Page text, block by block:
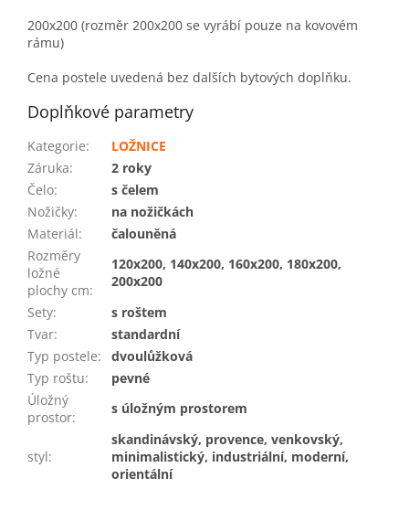
200x200 (rozměr 200x200 se vyrábí pouze na kovovém
rámu)
Cena postele uvedená bez dalších bytových doplňku.
Doplňkové parametry
Kategorie:
LOŽNICE
Záruka:
2 roky
Čelo:
s čelem
Nožičky:
na nožičkách
Materiál:
čalouněná
Rozměry
ložné
plochy cm:
120x200, 140x200, 160x200, 180x200,
200x200
Sety:
s roštem
Tvar:
standardní
Typ postele:
dvoulůžková
Typ roštu:
pevné
Úložný
prostor:
s úložným prostorem
styl:
skandinávský, provence, venkovský,
minimalistický, industriální, moderní,
orientální